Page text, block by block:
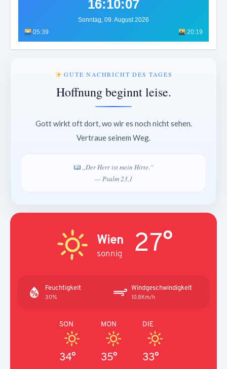
16:10:11
Sonntag, 09. August 2026
05:39
20:19
GUTE NACHRICHT DES TAGES
Hoffnung beginnt leise.
Gott wirkt oft dort, wo wir es noch nicht sehen.
Vertraue seinem Weg.
„Der Herr ist mein Hirte.“
— Psalm 23,1
Wien
sonnig 27°
Feuchtigkeit
30%
Windgeschwindigkeit
10.8Km/h
SON
34°
MON
35°
DIE
33°